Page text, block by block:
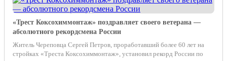
«Трест Коксохиммонтаж» поздравляет своего ветерана —
абсолютного рекордсмена России
Житель Череповца Сергей Петров, проработавший более 60 лет на
стройках «Треста Коксохиммонтаж», установил рекорд России по